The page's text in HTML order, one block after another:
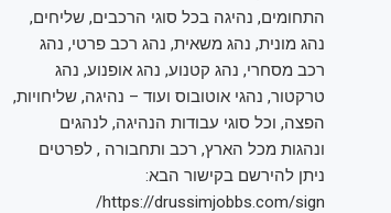
התחומים, נהיגה בכל סוגי הרכבים, שליחים,
נהג מונית, נהג משאית, נהג רכב פרטי, נהג
רכב מסחרי, נהג קטנוע, נהג אופנוע, נהג
טרקטור, נהגי אוטובוס ועוד – נהיגה, שליחויות,
הפצה, וכל סוגי עבודות הנהיגה, לנהגים
ונהגות מכל הארץ, רכב ותחבורה , לפרטים
ניתן להירשם בקישור הבא:
https://drussimjobbs.com/sign/